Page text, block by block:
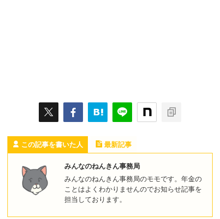
この記事を書いた人 最新記事
みんなのねんきん事務局
みんなのねんきん事務局のモモです。年金の
ことはよくわかりませんのでお知らせ記事を
担当しております。